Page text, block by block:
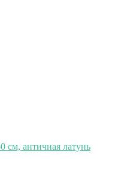
см, античная латунь